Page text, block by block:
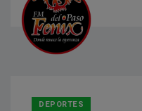
DEPORTES